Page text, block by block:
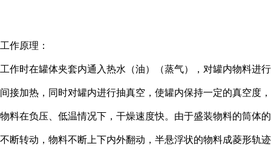
工作原理：
工作时在罐体夹套内通入热水（油）（蒸气），对罐内物料进行
间接加热，同时对罐内进行抽真空，使罐内保持一定的真空度，
物料在负压、低温情况下，干燥速度快。由于盛装物料的筒体的
不断转动，物料不断上下内外翻动，半悬浮状的物料成菱形轨迹